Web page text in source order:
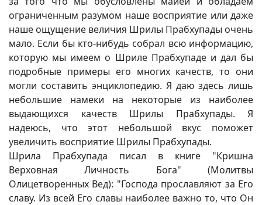
ограниченным разумом наше восприятие или даже
наше ощущение величия Шрилы Прабхупады очень
мало. Если бы кто-нибудь собрал всю информацию,
которую мы имеем о Шриле Прабхупаде и дал бы
подробные примеры его многих качеств, то они
могли составить энциклопедию. Я даю здесь лишь
небольшие намеки на некоторые из наиболее
выдающихся качеств Шрилы Прабхупады. Я
надеюсь, что этот небольшой вкус поможет
увеличить восприятие Шрилы Прабхупады.
Шрила Прабхупада писал в книге "Кришна
Верховная Личность Бога" (Молитвы
Олицетворенных Вед): "Господа прославляют за Его
славу. Из всей Его славы наиболее важно то, что Он